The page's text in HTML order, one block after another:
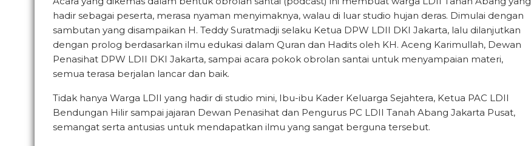
hadir sebagai peserta, merasa nyaman menyimaknya, walau di luar studio hujan deras. Dimulai dengan
sambutan yang disampaikan H. Teddy Suratmadji selaku Ketua DPW LDII DKI Jakarta, lalu dilanjutkan
dengan prolog berdasarkan ilmu edukasi dalam Quran dan Hadits oleh KH. Aceng Karimullah, Dewan
Penasihat DPW LDII DKI Jakarta, sampai acara pokok obrolan santai untuk menyampaian materi,
semua terasa berjalan lancar dan baik.
Tidak hanya Warga LDII yang hadir di studio mini, Ibu-ibu Kader Keluarga Sejahtera, Ketua PAC LDII
Bendungan Hilir sampai jajaran Dewan Penasihat dan Pengurus PC LDII Tanah Abang Jakarta Pusat,
semangat serta antusias untuk mendapatkan ilmu yang sangat berguna tersebut.